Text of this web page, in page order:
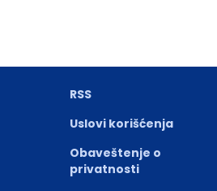
RSS
Uslovi korišćenja
Obaveštenje o
privatnosti